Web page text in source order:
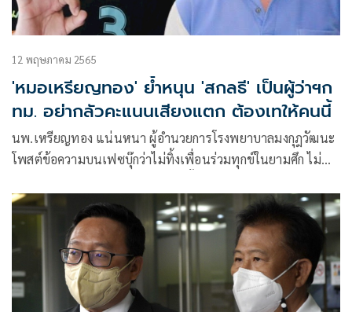
12 พฤษภาคม 2565
'หมอเหรียญทอง' ย้ำหนุน 'สกลธี' เป็นผู้ว่าฯก
ทม. อย่ากลัวคะแนนเสียงแตก ต้องเทให้คนนี้
นพ.เหรียญทอง แน่นหนา ผู้อำนวยการโรงพยาบาลมงกุฎวัฒนะ
โพสต์ข้อความบนเฟซบุ๊กว่าไม่ทิ้งเพื่อนร่วมทุกข์ในยามศึก ไม่
กปปส ฉันใด ผมย่อมไม่ทิ้ง ‘สกลธี’ น้องร่วมรบ